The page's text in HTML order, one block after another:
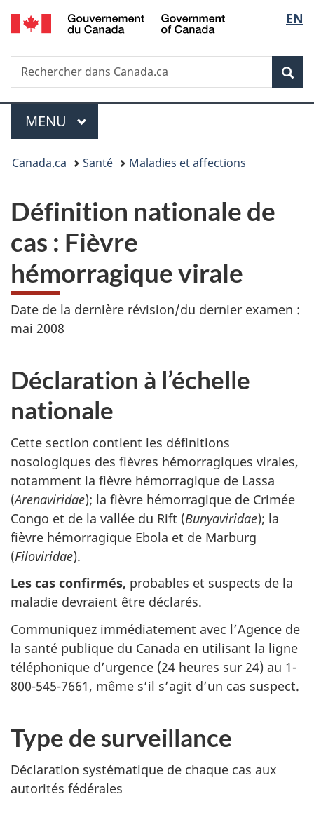
Passer
au
principal
Passer
à
Au
du
Passer
à
version
simplifiée
de
la
EN
Recherche
Rechercher
dans
Menu
MENU PRINCIPAL
Vous
ici :
Canada.ca Santé Maladies et affections
Définition nationale de
cas : Fièvre
hémorragique virale
Date de la dernière révision/du dernier examen :
mai 2008
Déclaration à l’échelle
nationale
Cette section contient les définitions
nosologiques des fièvres hémorragiques virales,
notamment la fièvre hémorragique de Lassa
(Arenaviridae); la fièvre hémorragique de Crimée
Congo et de la vallée du Rift (Bunyaviridae); la
fièvre hémorragique Ebola et de Marburg
(Filoviridae).
Les cas confirmés, probables et suspects de la
maladie devraient être déclarés.
Communiquez immédiatement avec l’Agence de
la santé publique du Canada en utilisant la ligne
téléphonique d’urgence (24 heures sur 24) au 1-
800-545-7661, même s’il s’agit d’un cas suspect.
Type de surveillance
Déclaration systématique de chaque cas aux
autorités fédérales